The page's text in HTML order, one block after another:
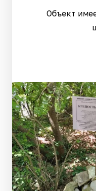
Объект